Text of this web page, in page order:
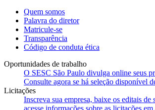
Quem somos
Palavra do diretor
Matricule-se
Transparência
Código de conduta ética
Oportunidades de trabalho
O SESC São Paulo divulga online seus
Consulte agora se há seleção disponível
Licitações
Inscreva sua empresa, baixe os editais de
acesse informações sobre as licitações